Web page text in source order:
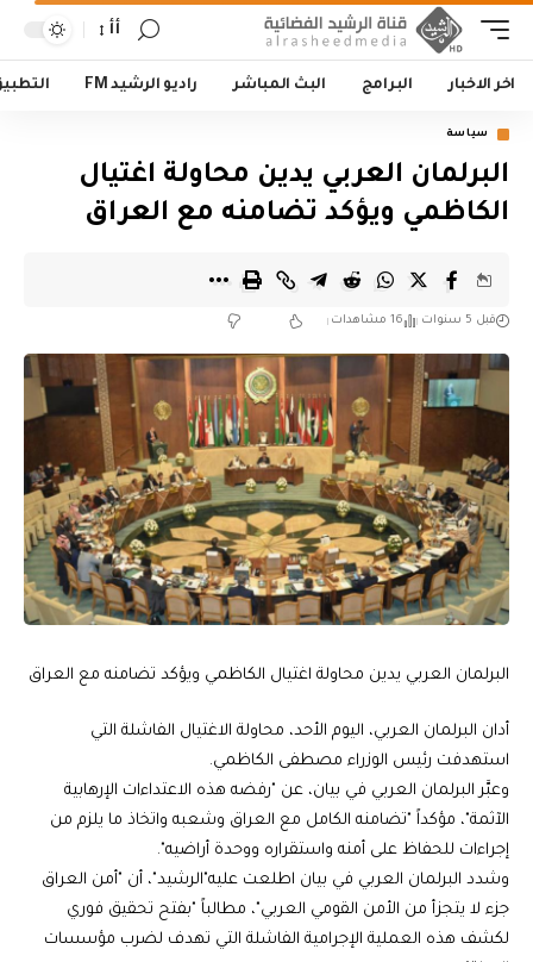
أأ
اخر الاخبار البرامج البث المباشر راديو الرشيد FM
سياسة
البرلمان العربي يدين محاولة اغتيال
الكاظمي ويؤكد تضامنه مع العراق
قبل 5 سنوات 16 مشاهدات
البرلمان العربي يدين محاولة اغتيال الكاظمي ويؤكد تضامنه مع العراق
أدان البرلمان العربي، اليوم الأحد، محاولة الاغتيال الفاشلة التي
استهدفت رئيس الوزراء مصطفى الكاظمي.
وعبَّر البرلمان العربي في بيان، عن "رفضه هذه الاعتداءات الإرهابية
الآثمة"، مؤكداً "تضامنه الكامل مع العراق وشعبه واتخاذ ما يلزم من
إجراءات للحفاظ على أمنه واستقراره ووحدة أراضيه".
وشدد البرلمان العربي في بيان اطلعت عليه"الرشيد"، أن "أمن العراق
جزء لا يتجزأ من الأمن القومي العربي"، مطالباً "بفتح تحقيق فوري
لكشف هذه العملية الإجرامية الفاشلة التي تهدف لضرب مؤسسات